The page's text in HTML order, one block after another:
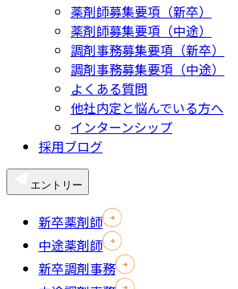
薬剤師募集要項（新卒）
薬剤師募集要項（中途）
調剤事務募集要項（新卒）
調剤事務募集要項（中途）
よくある質問
他社内定と悩んでいる方へ
インターンシップ
採用ブログ
エントリー
新卒薬剤師
中途薬剤師
新卒調剤事務